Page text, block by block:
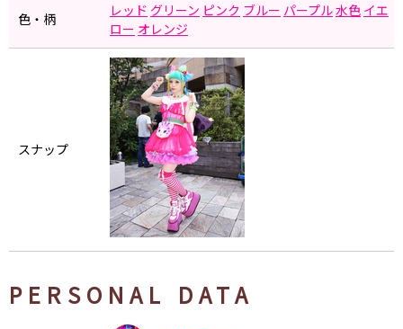
色・柄 レッド グリーン ピンク ブルー パープル水色 イエ
ロー オレンジ
スナップ
PERSONAL DATA